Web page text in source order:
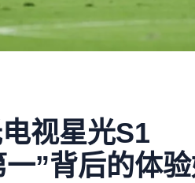
视星光S1
”背后的体验